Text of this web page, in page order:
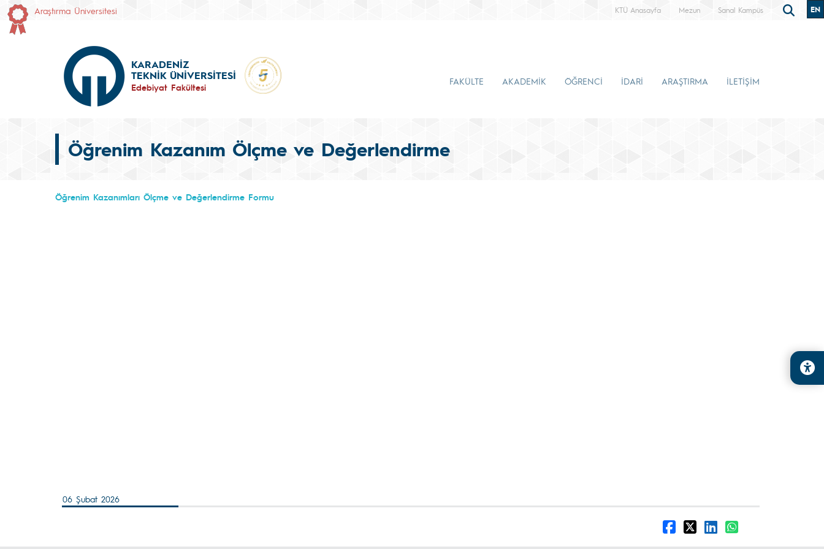
Araştırma Üniversitesi KTÜ Anasayfa Mezun Sanal Kampüs EN
KARADENİZ
TEKNİK ÜNİVERSİTESİ
Edebiyat Fakültesi
FAKÜLTE AKADEMİK ÖĞRENCİ İDARİ ARAŞTIRMA İLETİŞİM
Öğrenim Kazanım Ölçme ve Değerlendirme
Öğrenim Kazanımları Ölçme ve Değerlendirme Formu
06 Şubat 2026